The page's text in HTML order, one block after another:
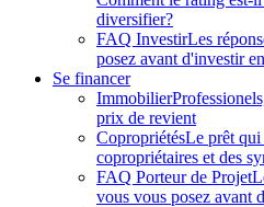
diversifier?
FAQ InvestirLes
posez avant d'investir
Se financer
Immobilier
prix de revient
CopropriétésLe prêt qui
copropriétaires et des
FAQ Porteur de Projet
vous vous posez avant